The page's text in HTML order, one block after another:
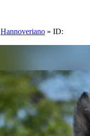
Hannoveriano » ID: